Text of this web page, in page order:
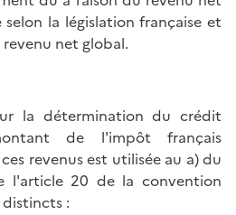
la législation française et
net global.
la détermination du crédit
de l'impôt français
revenus est utilisée au a) du
l'article 20 de la convention
: